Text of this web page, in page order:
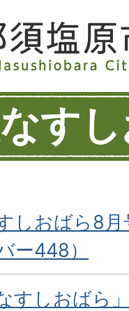
す
しおばら8月
ー448）
すしおばら」